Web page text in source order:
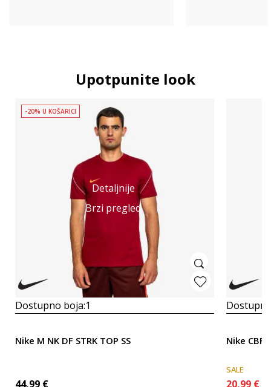
Upotpunite look
Detaljnije
Brzi pregled
-20% U KOŠARICI
Dostupno boja:1
Nike M NK DF STRK TOP SS
44,99 €
Nike CBF
SALE
20,99 €